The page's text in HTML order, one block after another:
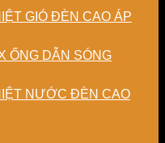
ĐÈN CAO ÁP
ỐNG DẪN SÓNG
ĐÈN CAO